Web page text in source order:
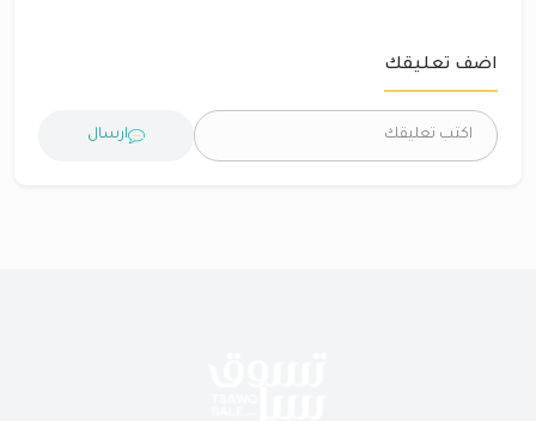
اضف تعليقك
ارسال